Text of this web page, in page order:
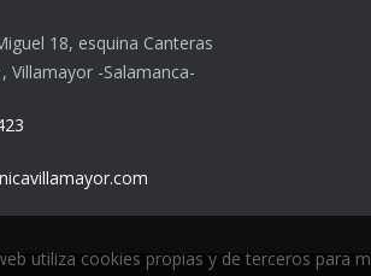
18, esquina Canteras
Villamayor -Salamanca-
utiliza cookies propias y de terceros para